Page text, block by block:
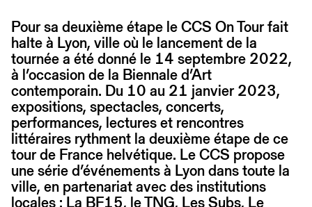
Pour sa deuxième étape le CCS On Tour fait
halte à Lyon, ville où le lancement de la
tournée a été donné le 14 septembre 2022,
à l’occasion de la Biennale d’Art
contemporain. Du 10 au 21 janvier 2023,
expositions, spectacles, concerts,
performances, lectures et rencontres
littéraires rythment la deuxième étape de ce
tour de France helvétique. Le CCS propose
une série d’événements à Lyon dans toute la
ville, en partenariat avec des institutions
locales : La BF15, le TNG, Les Subs, Le